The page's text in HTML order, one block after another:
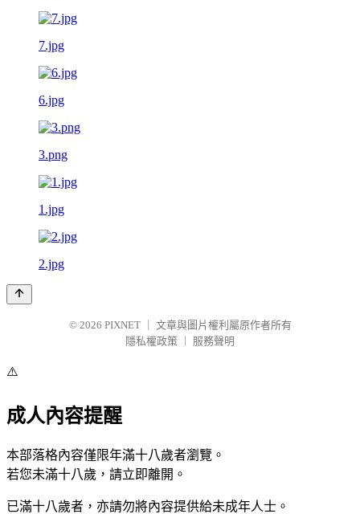
7.jpg
6.jpg
3.png
1.jpg
2.jpg
© 2026 PIXNET
文章與圖片權利屬原作者所有
隱私權政策
服務聲明
⚠️
成人內容提醒
本部落格內容僅限年滿十八歲者瀏覽。
若您未滿十八歲，請立即離開。
已滿十八歲者，亦請勿將內容提供給未成年人士。